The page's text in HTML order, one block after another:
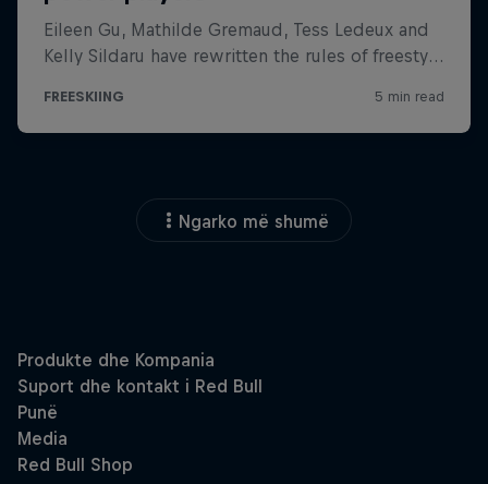
Ngarko më shumë